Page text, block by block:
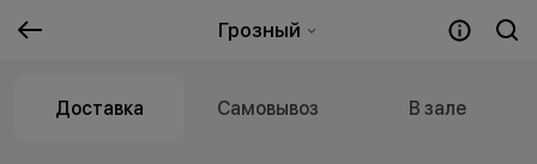
Грозный
Доставка Самовывоз В зале